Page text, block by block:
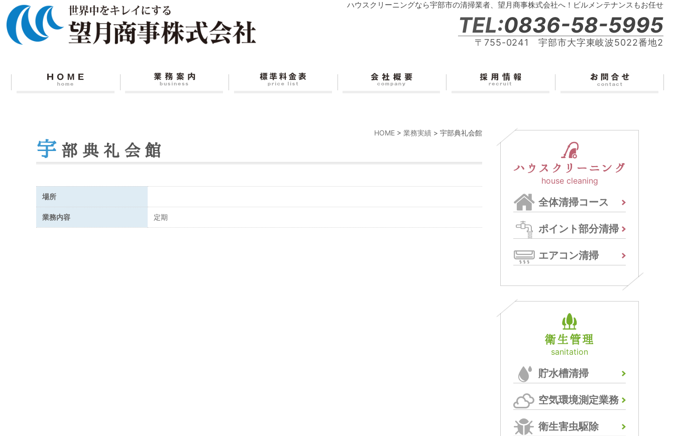
ハウスクリーニングなら宇部市の清掃業者、望月商事株式会社へ！ビルメンテナンスもお任せ
TEL:0836-58-5995
〒755-0241 宇部市大字東岐波5022番地2
HOME > 業務実績 > 宇部典礼会館
宇 部典礼会館
場所
業務内容 定期
ハウスクリーニング
house cleaning
全体清掃コース
ポイント部分清掃
エアコン清掃
衛生管理
sanitation
貯水槽清掃
空気環境測定業務
衛生害虫駆除